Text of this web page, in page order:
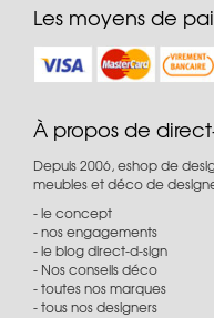
Les moyens de
À propos de
Depuis 2006, eshop de
meubles et déco de
le concept
nos engagements
le blog direct-d-sign
Nos conseils déco
toutes nos marques
tous nos designers